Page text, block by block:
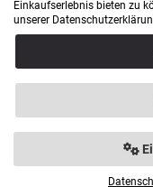
Einkaufserlebnis bieten zu
unserer